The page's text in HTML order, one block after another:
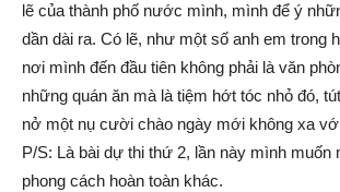
lẽ của thành phố nước mình, mình để ý
dần dài ra. Có lẽ, như một số anh em trong
nơi mình đến đầu tiên không phải là văn
những quán ăn mà là tiệm hớt tóc nhỏ đó,
nở một nụ cười chào ngày mới không xa
P/S: Là bài dự thi thứ 2, lần này mình muốn
phong cách hoàn toàn khác.